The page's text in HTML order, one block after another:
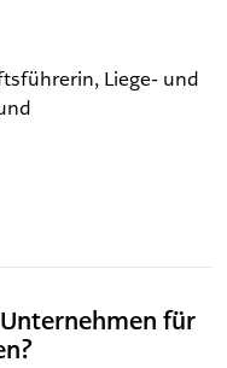
Liege- und
für